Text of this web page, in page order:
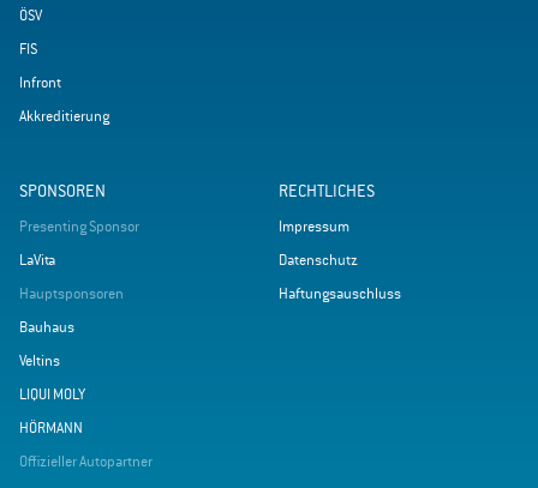
ÖSV
FIS
Infront
Akkreditierung
SPONSOREN
Presenting Sponsor
LaVita
Hauptsponsoren
Bauhaus
Veltins
LIQUI MOLY
HÖRMANN
Offizieller Autopartner
RECHTLICHES
Impressum
Datenschutz
Haftungsauschluss